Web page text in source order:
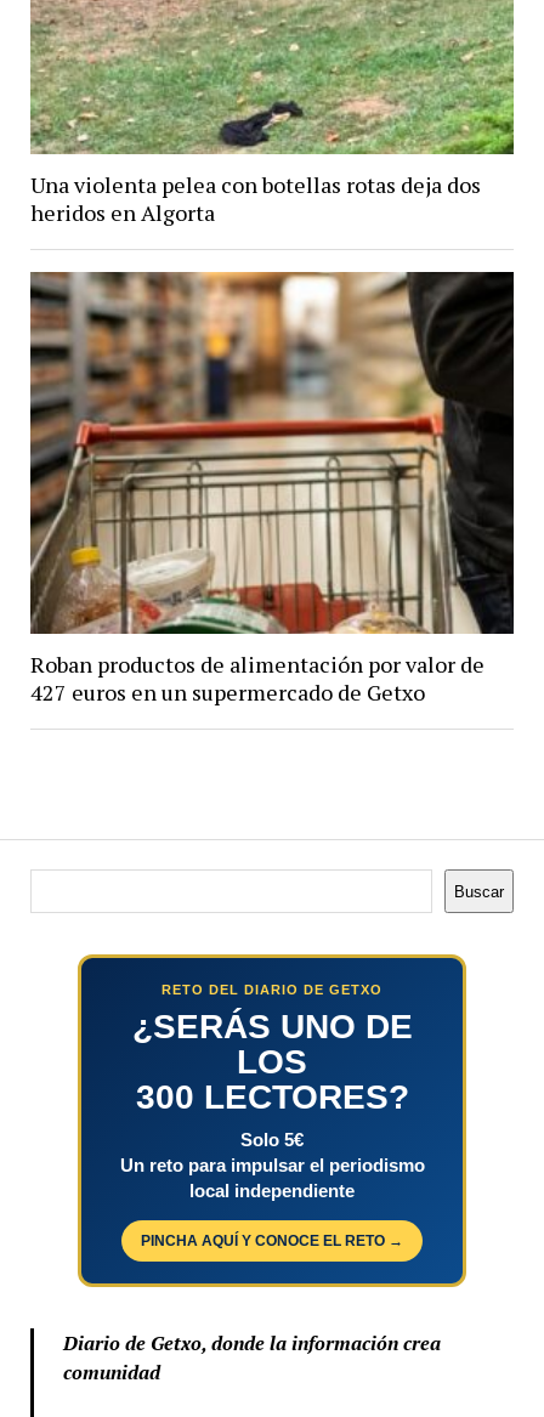
Una violenta pelea con botellas rotas deja dos
heridos en Algorta
Roban productos de alimentación por valor de
427 euros en un supermercado de Getxo
Buscar
RETO DEL DIARIO DE GETXO
¿SERÁS UNO DE
LOS
300 LECTORES?
Solo 5€
Un reto para impulsar el periodismo
local independiente
PINCHA AQUÍ Y CONOCE EL RETO →
Diario de Getxo, donde la información crea
comunidad